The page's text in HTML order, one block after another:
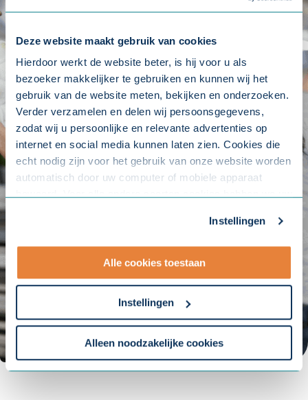
Deze website maakt gebruik van cookies
Hierdoor werkt de website beter, is hij voor u als
bezoeker makkelijker te gebruiken en kunnen wij het
gebruik van de website meten, bekijken en onderzoeken.
Verder verzamelen en delen wij persoonsgegevens,
zodat wij u persoonlijke en relevante advertenties op
internet en social media kunnen laten zien. Cookies die
echt nodig zijn voor het gebruik van onze website worden
automatisch door uw computer of mobiele apparaat
aanpassen. Met uw toestemming delen wij uw gegevens
- Lees hier onzeprivacyverklaringen onze
Om uw toestemmingsvoorkeur te wijzigen, klikt u op
Instellingen
Alle cookies toestaan
Instellingen
Alleen noodzakelijke cookies